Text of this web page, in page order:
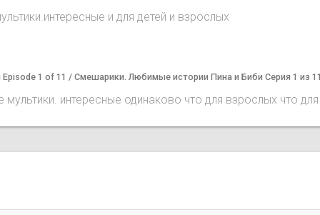
и для детей и взрослых
Episode 1 of 11 / Смешарики. Любимые истории Пина и Биби Серия 1 из
мультики. интересные одинаково что для взрослых что